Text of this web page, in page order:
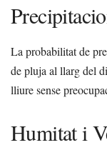
La probabilitat de
de pluja al llarg del
lliure sense
Humitat i